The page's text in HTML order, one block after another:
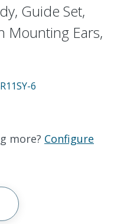
Guide Set,
Mounting Ears,
6
more? Configure